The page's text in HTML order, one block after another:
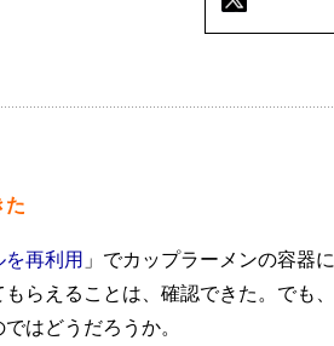
た
再利用 」でカップラーメンの容器に
らえることは、確認できた。でも、
はどうだろうか。